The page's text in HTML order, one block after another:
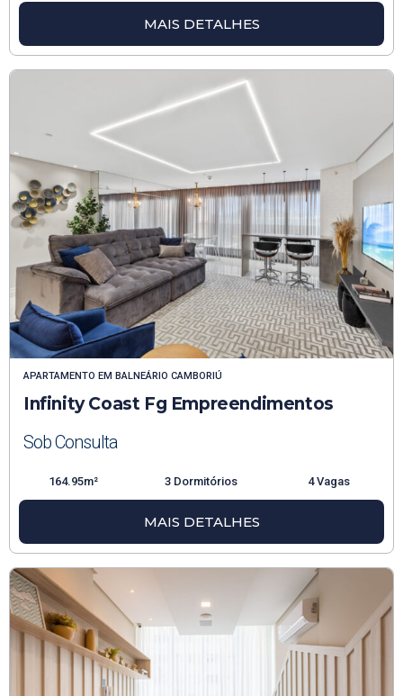
MAIS DETALHES
APARTAMENTO EM BALNEÁRIO CAMBORIÚ
Infinity Coast Fg Empreendimentos
Sob Consulta
164.95m² 3 Dormitórios 4 Vagas
MAIS DETALHES